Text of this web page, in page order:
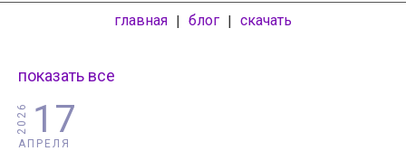
главная | блог | скачать
показать все
17
АПРЕЛЯ
2026